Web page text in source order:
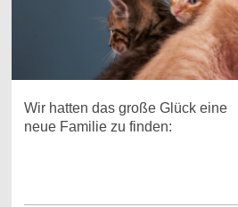
Wir hatten das
neue Familie zu finden: